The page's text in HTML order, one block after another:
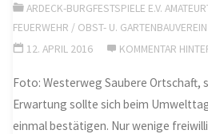
ARDECK-BURGFESTSPIELE E.V.
FEUERWEHR / OBST- U.
12. APRIL 2016
KOMMENTAR
Foto: Westerweg Saubere Ortschaft,
Erwartung sollte sich beim
einmal bestätigen. Nur wenige